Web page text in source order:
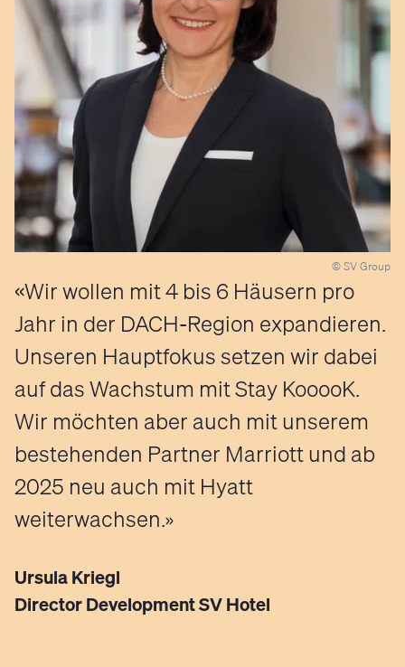
© SV Group
Wir wollen mit 4 bis 6 Häusern pro
Jahr in der DACH-Region expandieren.
Unseren Hauptfokus setzen wir dabei
auf das Wachstum mit Stay KooooK.
Wir möchten aber auch mit unserem
bestehenden Partner Marriott und ab
2025 neu auch mit Hyatt
weiterwachsen.
Ursula Kriegl
Director Development SV Hotel